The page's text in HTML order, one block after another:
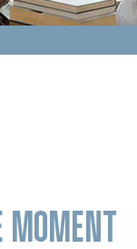
MOMENT